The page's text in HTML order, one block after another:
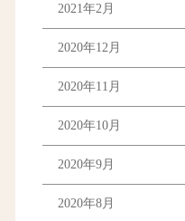
2021年2月
2020年12月
2020年11月
2020年10月
2020年9月
2020年8月